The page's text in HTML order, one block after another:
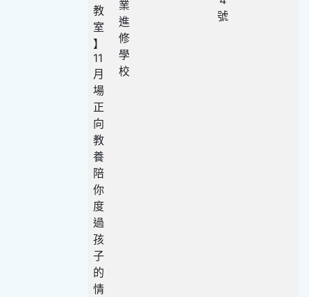
教
室
】
11
月
場
正
向
教
養
陪
你
度
過
孩
子
的
情
業
進
修
學
校
號